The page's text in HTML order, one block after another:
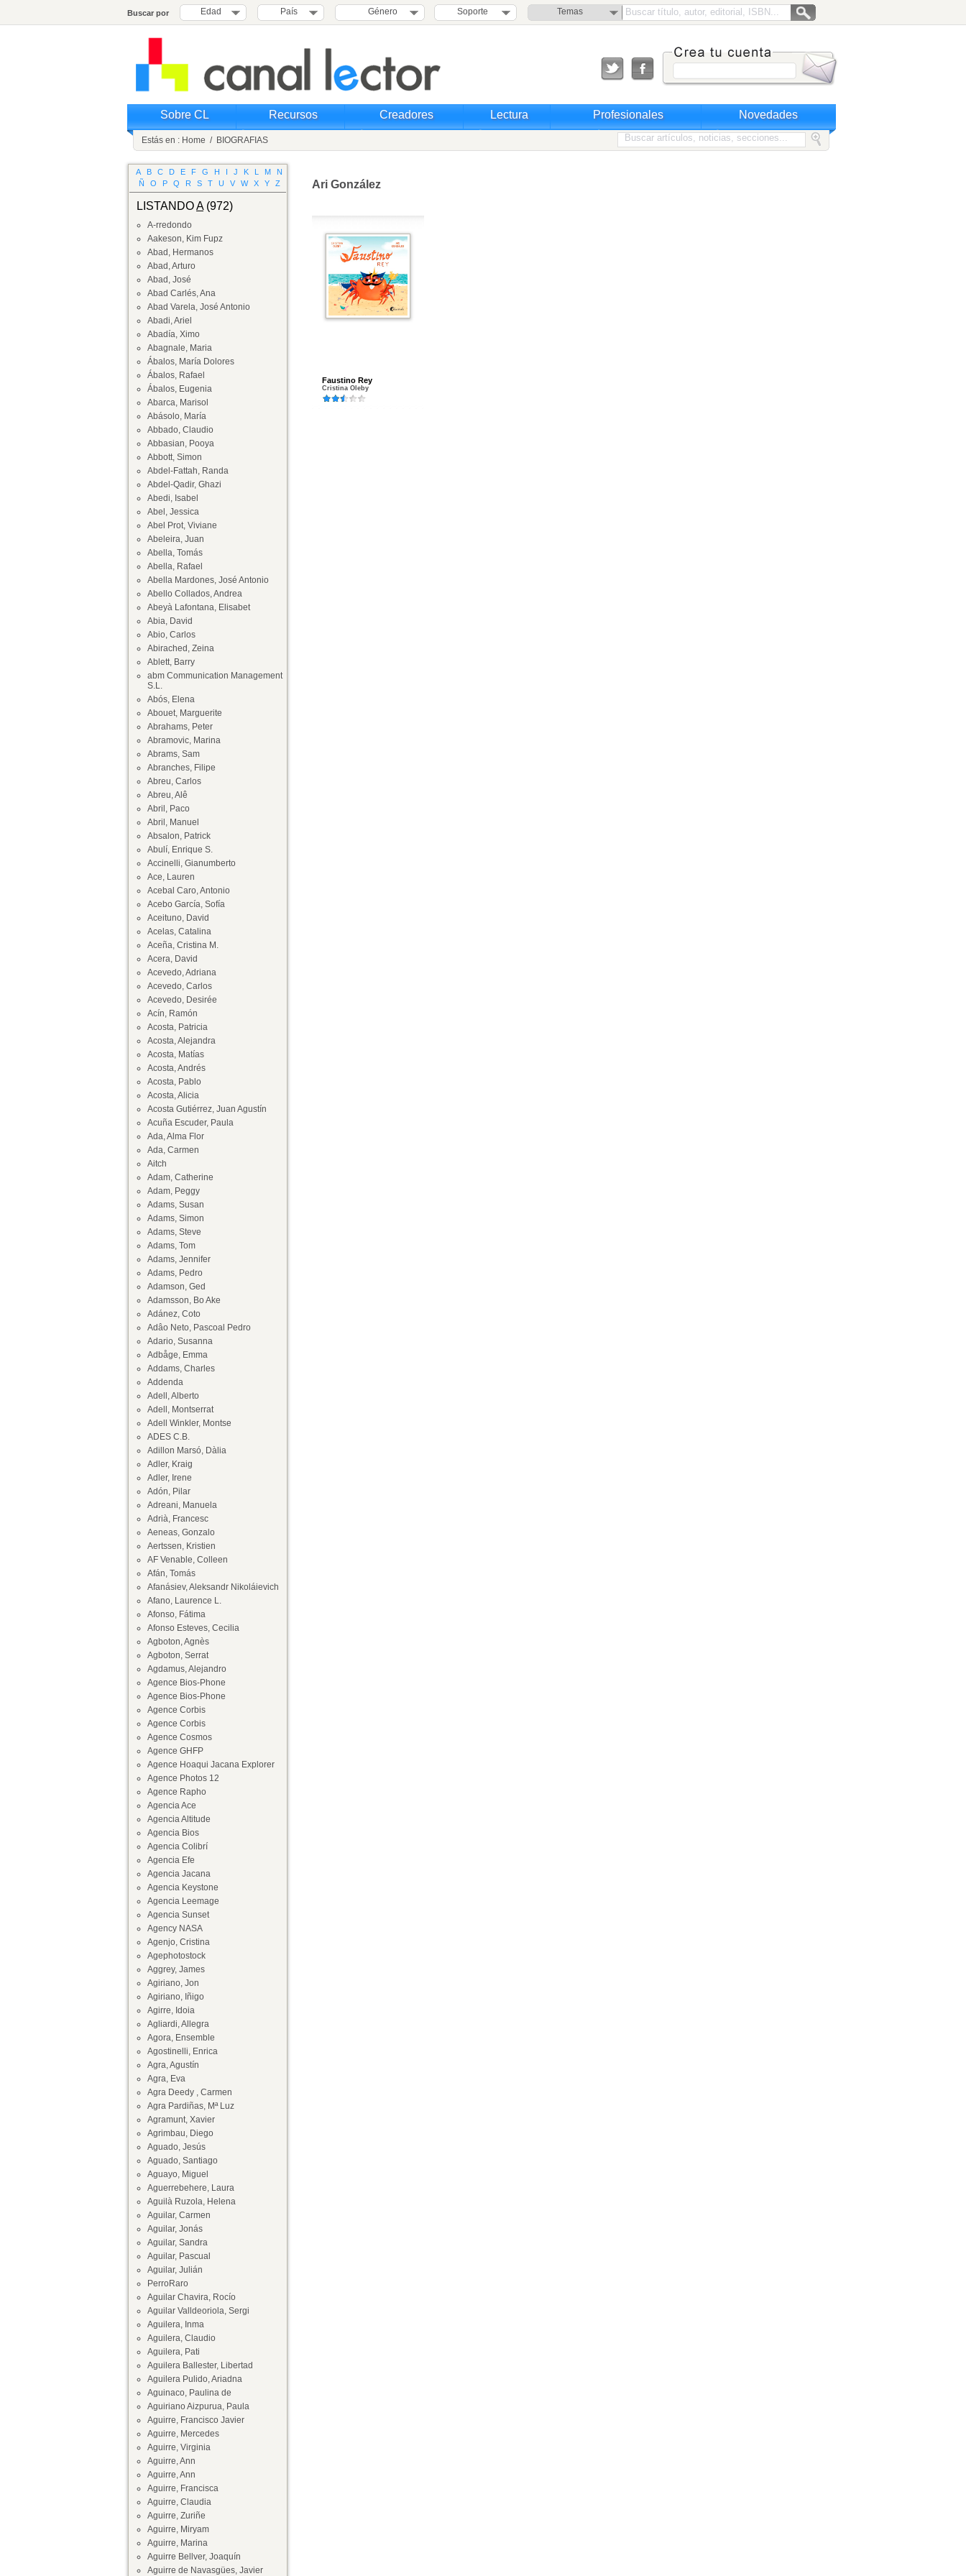
Buscar por Edad País Género Soporte Temas
Sobre CL Recursos Creadores Lectura Profesionales Novedades
Estás en : Home / BIOGRAFIAS
A B C D E F G H I J K L M
N
Ñ
O P Q R S T U V W X Y Z
LISTANDOA(972)
A-rredondo
Aakeson, Kim Fupz
Abad, Hermanos
Abad, Arturo
Abad, José
Abad Carlés, Ana
Abad Varela, José Antonio
Abadi, Ariel
Abadía, Ximo
Abagnale, Maria
Ábalos, María Dolores
Ábalos, Rafael
Ábalos, Eugenia
Abarca, Marisol
Abásolo, María
Abbado, Claudio
Abbasian, Pooya
Abbott, Simon
Abdel-Fattah, Randa
Abdel-Qadir, Ghazi
Abedi, Isabel
Abel, Jessica
Abel Prot, Viviane
Abeleira, Juan
Abella, Tomás
Abella, Rafael
Abella Mardones, José Antonio
Abello Collados, Andrea
Abeyà Lafontana, Elisabet
Abia, David
Abio, Carlos
Abirached, Zeina
Ablett, Barry
abm Communication Management
S.L.
Abós, Elena
Abouet, Marguerite
Abrahams, Peter
Abramovic, Marina
Abrams, Sam
Abranches, Filipe
Abreu, Carlos
Abreu, Alê
Abril, Paco
Abril, Manuel
Absalon, Patrick
Abulí, Enrique S.
Accinelli, Gianumberto
Ace, Lauren
Acebal Caro, Antonio
Acebo García, Sofía
Aceituno, David
Acelas, Catalina
Aceña, Cristina M.
Acera, David
Acevedo, Adriana
Acevedo, Carlos
Acevedo, Desirée
Acín, Ramón
Acosta, Patricia
Acosta, Alejandra
Acosta, Matías
Acosta, Andrés
Acosta, Pablo
Acosta, Alicia
Acosta Gutiérrez, Juan Agustín
Acuña Escuder, Paula
Ada, Alma Flor
Ada, Carmen
Aitch
Adam, Catherine
Adam, Peggy
Adams, Susan
Adams, Simon
Adams, Steve
Adams, Tom
Adams, Jennifer
Adams, Pedro
Adamson, Ged
Adamsson, Bo Ake
Adánez, Coto
Adâo Neto, Pascoal Pedro
Adario, Susanna
Adbåge, Emma
Addams, Charles
Addenda
Adell, Alberto
Adell, Montserrat
Adell Winkler, Montse
ADES C.B.
Adillon Marsó, Dàlia
Adler, Kraig
Adler, Irene
Adón, Pilar
Adreani, Manuela
Adrià, Francesc
Aeneas, Gonzalo
Aertssen, Kristien
AF Venable, Colleen
Afán, Tomás
Afanásiev, Aleksandr Nikoláievich
Afano, Laurence L.
Afonso, Fátima
Afonso Esteves, Cecilia
Agboton, Agnès
Agboton, Serrat
Agdamus, Alejandro
Agence Bios-Phone
Agence Bios-Phone
Agence Corbis
Agence Corbis
Agence Cosmos
Agence GHFP
Agence Hoaqui Jacana Explorer
Agence Photos 12
Agence Rapho
Agencia Ace
Agencia Altitude
Agencia Bios
Agencia Colibrí
Agencia Efe
Agencia Jacana
Agencia Keystone
Agencia Leemage
Agencia Sunset
Agency NASA
Agenjo, Cristina
Agephotostock
Aggrey, James
Agiriano, Jon
Agiriano, Iñigo
Agirre, Idoia
Agliardi, Allegra
Agora, Ensemble
Agostinelli, Enrica
Agra, Agustín
Agra, Eva
Agra Deedy , Carmen
Agra Pardiñas, Mª Luz
Agramunt, Xavier
Agrimbau, Diego
Aguado, Jesús
Aguado, Santiago
Aguayo, Miguel
Aguerrebehere, Laura
Aguilà Ruzola, Helena
Aguilar, Carmen
Aguilar, Jonás
Aguilar, Sandra
Aguilar, Pascual
Aguilar, Julián
PerroRaro
Aguilar Chavira, Rocío
Aguilar Valldeoriola, Sergi
Aguilera, Inma
Aguilera, Claudio
Aguilera, Pati
Aguilera Ballester, Libertad
Aguilera Pulido, Ariadna
Aguinaco, Paulina de
Aguiriano Aizpurua, Paula
Aguirre, Francisco Javier
Aguirre, Mercedes
Aguirre, Virginia
Aguirre, Ann
Aguirre, Ann
Aguirre, Francisca
Aguirre, Claudia
Aguirre, Zuriñe
Aguirre, Miryam
Aguirre, Marina
Aguirre Bellver, Joaquín
Aguirre de Navasgües, Javier
Ari González
Faustino Rey
Cristina Oleby